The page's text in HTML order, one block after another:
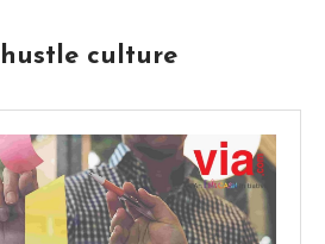
hustle culture